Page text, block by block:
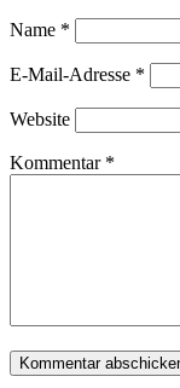
Name *
E-Mail-Adresse *
Website
Kommentar *